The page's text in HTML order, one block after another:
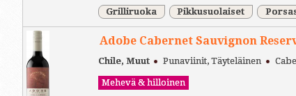
Grilliruoka Pikkusuolaiset
Adobe Cabernet Sauvignon
Chile, Muut Punaviinit, Täyteläinen
Mehevä & hilloinen